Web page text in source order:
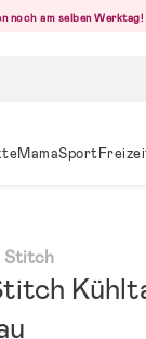
noch am selben Werktag!
MamaSport
Stitch